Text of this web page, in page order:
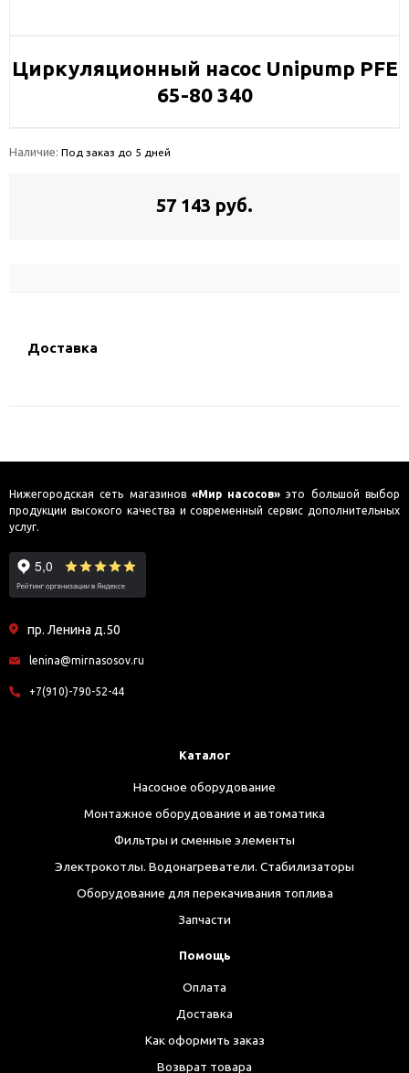
Циркуляционный насос Unipump PFE
65-80 340
Наличие: Под заказ до 5 дней
57 143 руб.
Доставка
Нижегородская сеть магазинов «Мир насосов» это большой выбор
продукции высокого качества и современный сервис дополнительных
услуг.
пр. Ленина д.50
lenina@mirnasosov.ru
+7(910)-790-52-44
Каталог
Насосное оборудование
Монтажное оборудование и автоматика
Фильтры и сменные элементы
Электрокотлы. Водонагреватели. Стабилизаторы
Оборудование для перекачивания топлива
Запчасти
Помощь
Оплата
Доставка
Как оформить заказ
Возврат товара